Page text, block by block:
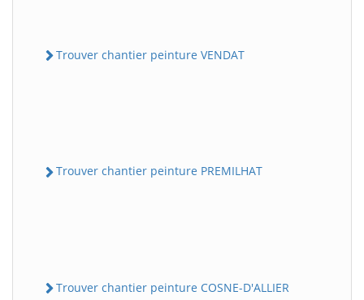
Trouver chantier peinture VENDAT
Trouver chantier peinture PREMILHAT
Trouver chantier peinture COSNE-D'ALLIER